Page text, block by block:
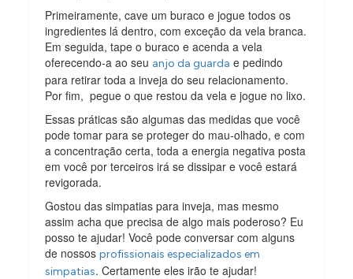
Primeiramente, cave um buraco e jogue todos os
ingredientes lá dentro, com exceção da vela branca.
Em seguida, tape o buraco e acenda a vela
oferecendo-a ao seu anjo da guarda e pedindo
para retirar toda a inveja do seu relacionamento.
Por fim, pegue o que restou da vela e jogue no lixo.
Essas práticas são algumas das medidas que você
pode tomar para se proteger do mau-olhado, e com
a concentração certa, toda a energia negativa posta
em você por terceiros irá se dissipar e você estará
revigorada.
Gostou das simpatias para inveja, mas mesmo
assim acha que precisa de algo mais poderoso? Eu
posso te ajudar! Você pode conversar com alguns
de nossosprofissionais especializados em
simpatias. Certamente eles irão te ajudar!